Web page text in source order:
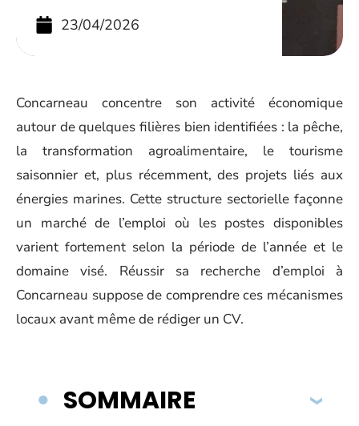
23/04/2026
Concarneau concentre son activité économique
autour de quelques filières bien identifiées : la pêche,
la transformation agroalimentaire, le tourisme
saisonnier et, plus récemment, des projets liés aux
énergies marines. Cette structure sectorielle façonne
un marché de l’emploi où les postes disponibles
varient fortement selon la période de l’année et le
domaine visé. Réussir sa recherche d’emploi à
Concarneau suppose de comprendre ces mécanismes
locaux avant même de rédiger un CV.
SOMMAIRE